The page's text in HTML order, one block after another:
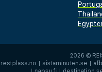
2026 ©
restplass.no
sistaminuten.se